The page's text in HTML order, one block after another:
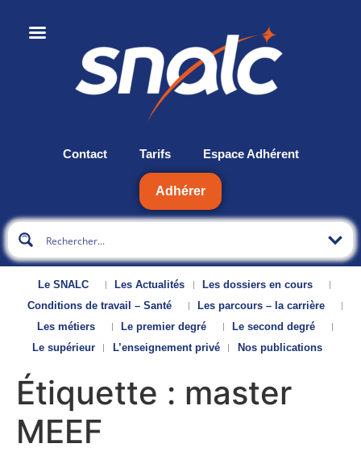
Contact Tarifs Espace Adhérent
Adhérer
Le SNALC Les Actualités
Les dossiers en cours
Conditions de travail – Santé
Les parcours – la carrière
Les métiers
Le premier degré
Le second degré
Le supérieur
L’enseignement privé Nos publications
Étiquette : master
MEEF